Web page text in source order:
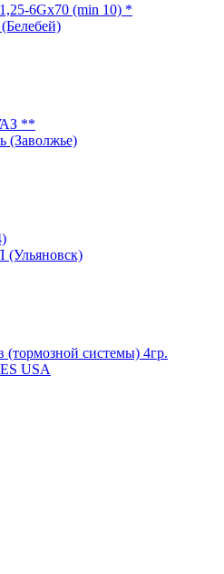
6Gх70 (min 10) *
**
(Заволжье)
(тормозной системы) 4гр.
USA